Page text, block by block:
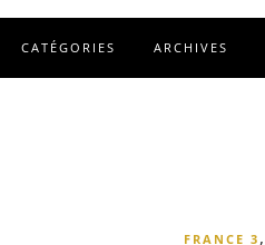
CATÉGORIES ARCHIVES
FRANCE 3 ,